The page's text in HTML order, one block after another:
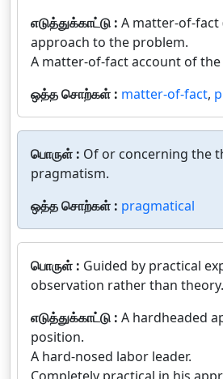
எடுத்துக்காட்டு : A matter-of-
approach to the problem.
A matter-of-fact account of
ஒத்த சொற்கள் : matter-of-fact,
பொருள் : Of or concerning the
pragmatism.
ஒத்த சொற்கள் : pragmatical
பொருள் : Guided by practical
observation rather than theory.
எடுத்துக்காட்டு : A hardheaded
position.
A hard-nosed labor leader.